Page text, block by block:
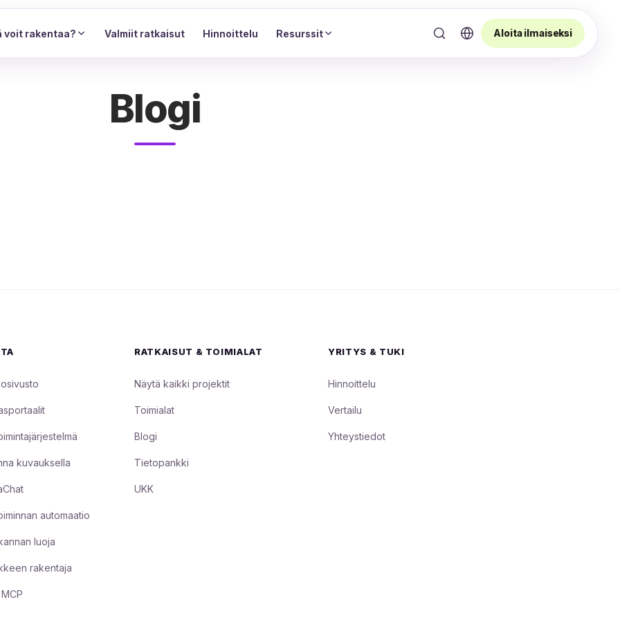
voit rakentaa? Valmiit ratkaisut Hinnoittelu Resurssit Aloita ilmaiseksi
Blogi
kuvauksella
automaatio
luoja
rakentaja
RATKAISUT & TOIMIALAT
Näytä kaikki projektit
Toimialat
Blogi
Tietopankki
UKK
YRITYS & TUKI
Hinnoittelu
Vertailu
Yhteystiedot